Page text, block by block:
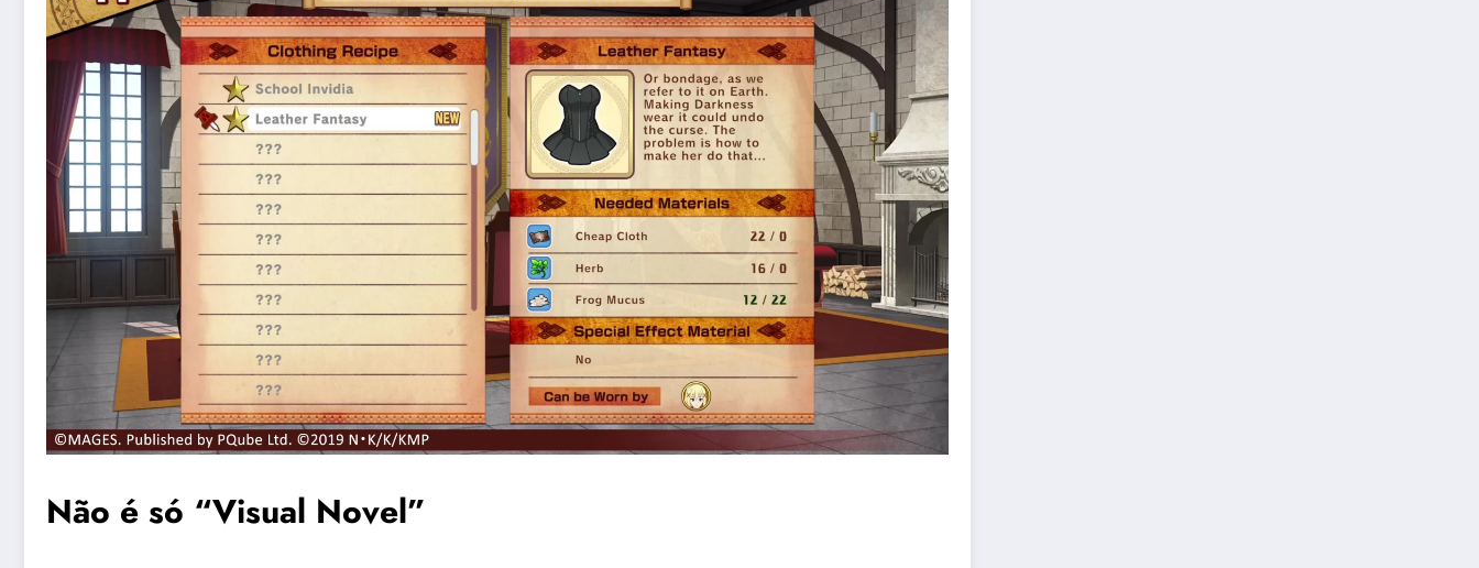
Não é só “Visual Novel”